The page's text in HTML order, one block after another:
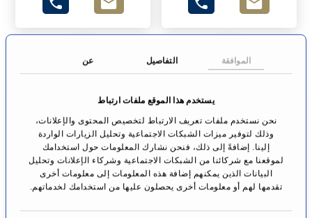
الموافقة التفاصيل عن
يستخدم هذا الموقع ملفات ارتباط
نحن نستخدم ملفات تعريف الارتباط لتخصيص المحتوى والإعلانات،
وذلك لتوفير ميزات الشبكات الاجتماعية وتحليل الزيارات الواردة
إلينا. إضافةً إلى ذلك، فنحن نشارك المعلومات حول استخدامك
لموقعنا مع شركائنا من الشبكات الاجتماعية وشركاء الإعلانات وتحليل
البيانات الذين يمكنهم إضافة هذه المعلومات إلى معلومات أخرى
تقدمها لهم أو معلومات أخرى يحصلون عليها من استخدامك لخدماتهم.
البروفيسور الدكتور
يوخن بورغرمان
ديزبورغ
المحاضر الدكتور،
دبلوم في الفيزياء
غيتسيوس
غيتسيوديس
طب القلب التداخلي